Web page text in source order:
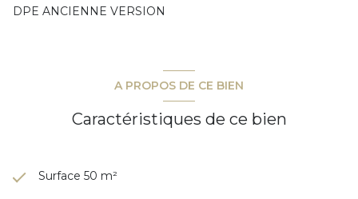
DPE ANCIENNE VERSION
A PROPOS DE CE BIEN
Caractéristiques de ce bien
Surface 50 m²